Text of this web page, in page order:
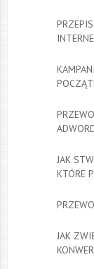
JAK
KTÓRE
JAK